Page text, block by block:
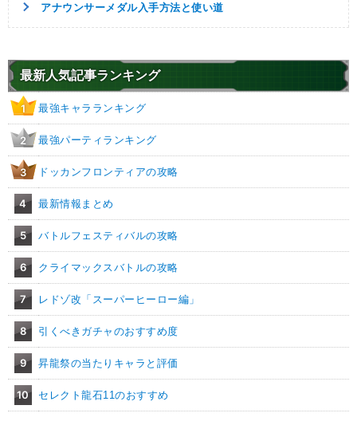
悟天＆ハイヤーJr
8.5
混血サイヤ人
少年・少女
天才戦士
幼年悟飯
9.0 /10点
【発動リンク効果】
・気力+3
・ ATK+15%
地球育ちの戦士
/10点
【発動リンク効果】
・気力+5
・ATK+10%
【一致するリンクスキル(4)】
無邪気
驚異的なスピード
【一致するカテゴリー(3)】
アナウンサーメダル入手方法と使い道
最新人気記事ランキング
1 最強キャラランキング
2 最強パーティランキング
3 ドッカンフロンティアの攻略
4 最新情報まとめ
5 バトルフェスティバルの攻略
6 クライマックスバトルの攻略
7 レドゾ改「スーパーヒーロー編」
8 引くべきガチャのおすすめ度
9 昇龍祭の当たりキャラと評価
10 セレクト龍石11のおすすめ